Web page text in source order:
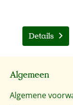
Details
Algemeen
Algemene